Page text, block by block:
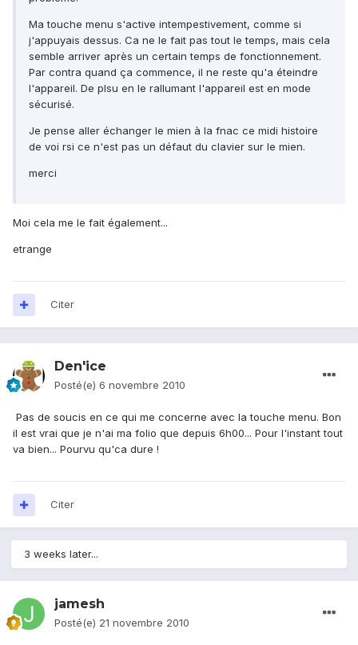
Ma touche menu s'active intempestivement, comme si
j'appuyais dessus. Ca ne le fait pas tout le temps, mais cela
semble arriver après un certain temps de fonctionnement.
Par contra quand ça commence, il ne reste qu'a éteindre
l'appareil. De plsu en le rallumant l'appareil est en mode
sécurisé.
Je pense aller échanger le mien à la fnac ce midi histoire
de voi rsi ce n'est pas un défaut du clavier sur le mien.
merci
Moi cela me le fait également...
etrange
Citer
Den'ice
Posté(e) 6 novembre 2010
Pas de soucis en ce qui me concerne avec la touche menu. Bon
il est vrai que je n'ai ma folio que depuis 6h00... Pour l'instant tout
va bien... Pourvu qu'ca dure !
Citer
3 weeks later...
jamesh
Posté(e) 21 novembre 2010